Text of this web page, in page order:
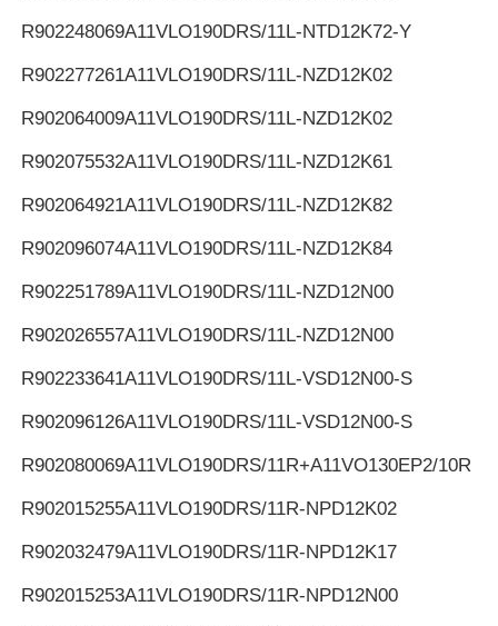
R902248069A11VLO190DRS/11L-NTD12K72-Y
R902277261A11VLO190DRS/11L-NZD12K02
R902064009A11VLO190DRS/11L-NZD12K02
R902075532A11VLO190DRS/11L-NZD12K61
R902064921A11VLO190DRS/11L-NZD12K82
R902096074A11VLO190DRS/11L-NZD12K84
R902251789A11VLO190DRS/11L-NZD12N00
R902026557A11VLO190DRS/11L-NZD12N00
R902233641A11VLO190DRS/11L-VSD12N00-S
R902096126A11VLO190DRS/11L-VSD12N00-S
R902080069A11VLO190DRS/11R+A11VO130EP2/10R
R902015255A11VLO190DRS/11R-NPD12K02
R902032479A11VLO190DRS/11R-NPD12K17
R902015253A11VLO190DRS/11R-NPD12N00